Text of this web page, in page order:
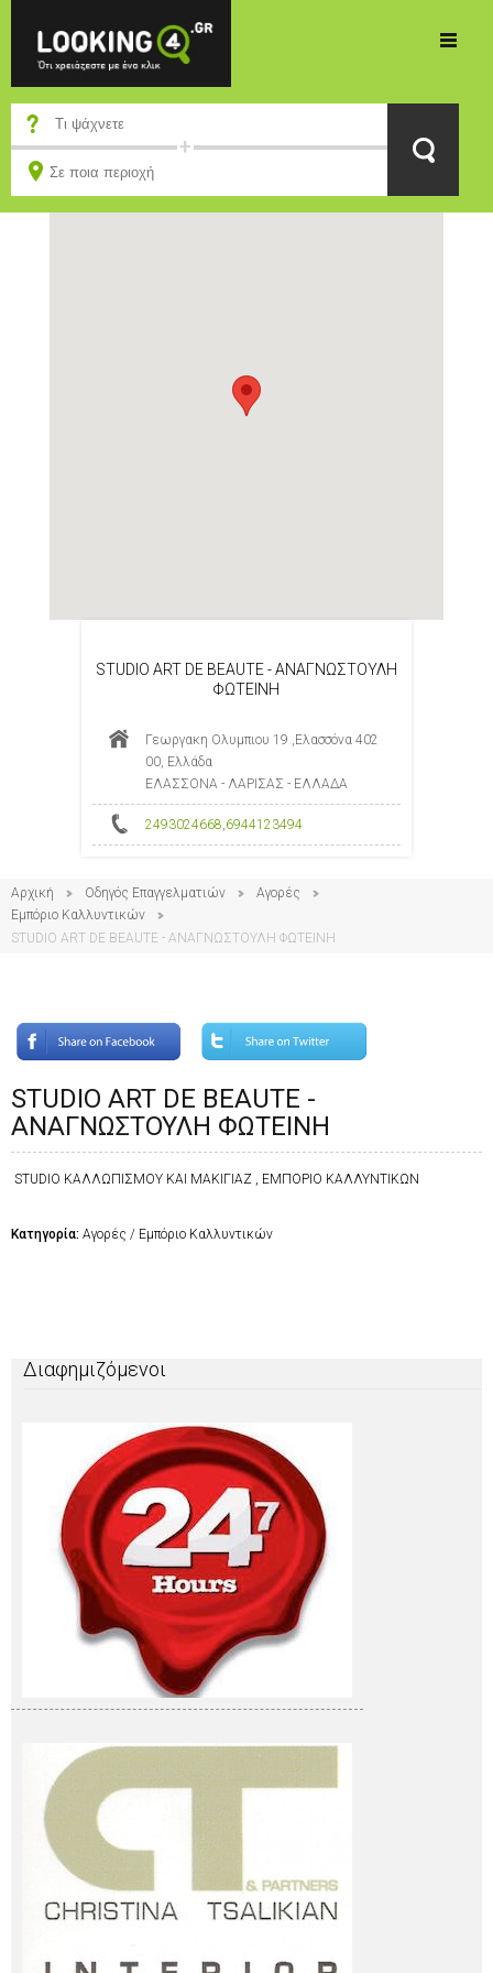
STUDIO ART DE BEAUTE - ΑΝΑΓΝΩΣΤΟΥΛΗ
ΦΩΤΕΙΝΗ
Γεωργακη Ολυμπιου 19 ,Ελασσόνα 402
00, Ελλάδα
ΕΛΑΣΣΟΝΑ - ΛΑΡΙΣΑΣ - ΕΛΛΑΔΑ
2493024668,6944123494
Αρχική Οδηγός Επαγγελματιών
Αγορές
Εμπόριο Καλλυντικών
STUDIO ART DE BEAUTE - ΑΝΑΓΝΩΣΤΟΥΛΗ ΦΩΤΕΙΝΗ
STUDIO ART DE BEAUTE -
ΑΝΑΓΝΩΣΤΟΥΛΗ ΦΩΤΕΙΝΗ
STUDIO ΚΑΛΛΩΠΙΣΜΟΥ ΚΑΙ ΜΑΚΙΓΙΑΖ , ΕΜΠΟΡΙΟ ΚΑΛΛΥΝΤΙΚΩΝ
Κατηγορία: Αγορές / Εμπόριο Καλλυντικών
Διαφημιζόμενοι